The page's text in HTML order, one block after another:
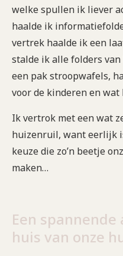
welke spullen ik liever
haalde ik
vertrek haalde ik een
stalde ik alle folders
een pak stroopwafels,
voor de kinderen en
Ik vertrok met een wat
huizenruil, want eerlijk
keuze die zo’n beetje
maken…
Een
huis van onze